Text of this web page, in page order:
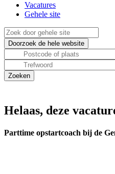
Vacatures
Gehele site
Helaas, deze
Parttime opstartcoach bij de